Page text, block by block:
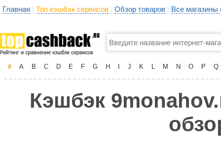
Главная | Топ кэшбэк сервисов | Обзор товаров | Все
# A B C D E F G H J K L M N O P Q
Кэшбэк